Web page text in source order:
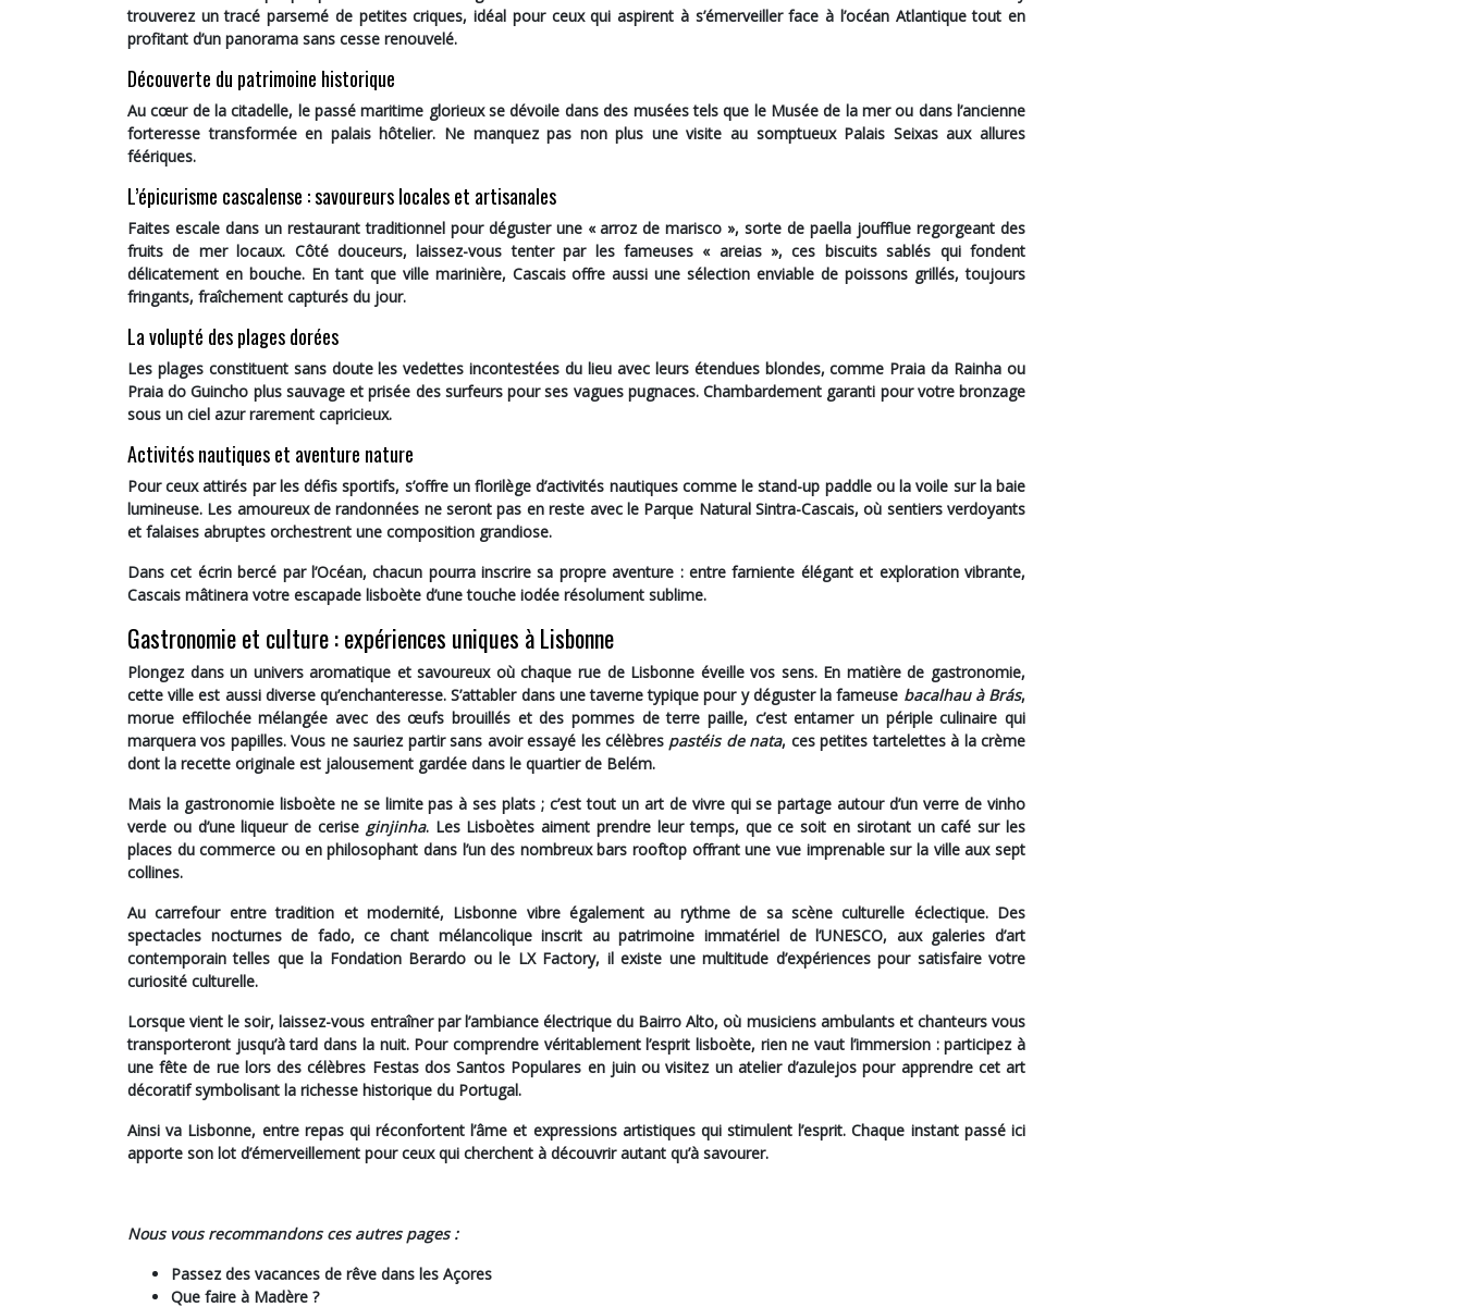
trouverez un tracé parsemé de petites criques, idéal pour ceux qui aspirent à s’émerveiller face à l’océan Atlantique tout en
profitant d’un panorama sans cesse renouvelé.
Découverte du patrimoine historique
Au cœur de la citadelle, le passé maritime glorieux se dévoile dans des musées tels que le Musée de la merou dans l’ancienne
forteresse transformée en palais hôtelier. Ne manquez pas non plus une visite au somptueux Palais Seixasaux allures
féériques.
L’épicurisme cascalense : savoureurs locales et artisanales
Faites escale dans un restaurant traditionnel pour déguster une « arroz de marisco », sorte de paella joufflue regorgeant des
fruits de mer locaux. Côté douceurs, laissez-vous tenter par les fameuses « areias », ces biscuits sablés qui fondent
délicatement en bouche. En tant que ville marinière, Cascais offre aussi une sélection enviable de poissons grillés, toujours
fringants, fraîchement capturés du jour.
La volupté des plages dorées
Les plages constituent sans doute les vedettes incontestées du lieu avec leurs étendues blondes, comme Praia da Rainha ou
Praia do Guincho plus sauvage et prisée des surfeurs pour ses vagues pugnaces. Chambardement garanti pour votre bronzage
sous un ciel azur rarement capricieux.
Activités nautiques et aventure nature
Pour ceux attirés par les défis sportifs, s’offre unflorilège d’activités nautiquescomme le stand-up paddle ou la voile sur la baie
lumineuse. Les amoureux de randonnées ne seront pas en reste avec le Parque Natural Sintra-Cascais, où sentiers verdoyants
et falaises abruptes orchestrent une composition grandiose.
Dans cet écrin bercé par l’Océan, chacun pourra inscrire sa propre aventure : entre farniente élégant et exploration vibrante,
Cascais mâtinera votre escapade lisboète d’une touche iodée résolument sublime.
Gastronomie et culture : expériences uniques à Lisbonne
Plongez dans un univers aromatique et savoureux où chaque rue de Lisbonne éveille vos sens. En matière de gastronomie,
cette ville est aussi diverse qu’enchanteresse. S’attabler dans une taverne typique pour y déguster la fameuse bacalhau à Brás,
morue effilochée mélangée avec des œufs brouillés et des pommes de terre paille, c’est entamer un périple culinaire qui
marquera vos papilles. Vous ne sauriez partir sans avoir essayé les célèbres pastéis de nata, ces petites tartelettes à la crème
dont la recette originale est jalousement gardée dans le quartier de Belém.
Mais la gastronomie lisboète ne se limite pas à ses plats ; c’est tout un art de vivre qui se partage autour d’un verre de vinho
verde ou d’une liqueur de cerise ginjinha. Les Lisboètes aiment prendre leur temps, que ce soit en sirotant un café sur les
places du commerce ou en philosophant dans l’un des nombreux bars rooftop offrant une vue imprenable sur la ville aux sept
collines.
Au carrefour entre tradition et modernité, Lisbonne vibre également au rythme de sa scène culturelle éclectique. Des
spectacles nocturnes de fado, ce chant mélancolique inscrit au patrimoine immatériel de l’UNESCO, aux galeries d’art
contemporain telles que la Fondation Berardo ou le LX Factory, il existe une multitude d’expériences pour satisfaire votre
curiosité culturelle.
Lorsque vient le soir, laissez-vous entraîner par l’ambiance électrique du Bairro Alto, où musiciens ambulants et chanteurs vous
transporteront jusqu’à tard dans la nuit. Pour comprendre véritablement l’esprit lisboète, rien ne vaut l’immersion : participez à
une fête de rue lors des célèbres Festas dos Santos Populares en juin ou visitez un atelier d’azulejos pour apprendre cet art
décoratif symbolisant la richesse historique du Portugal.
Ainsi va Lisbonne, entre repas qui réconfortent l’âme et expressions artistiques qui stimulent l’esprit. Chaque instant passé ici
apporte son lot d’émerveillement pour ceux qui cherchent à découvrir autant qu’à savourer.
Nous vous recommandons ces autres pages :
Passez des vacances de rêve dans les Açores
Que faire à Madère ?